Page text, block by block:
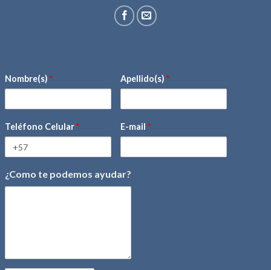
Nombre(s) * Apellido(s) *
Teléfono Celular* E-mail *
¿Como te podemos ayudar?